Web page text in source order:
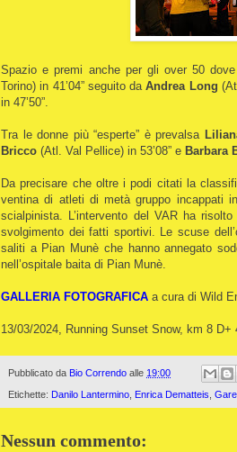
Spazio e premi anche per gli over 50
Torino) in 41’04” seguito daAndrea Long
in 47’50”.
Tra le donne più “esperte” è prevalsa
Bricco (Atl. Val Pellice) in 53’08” e Barbara
Da precisare che oltre i podi citati la
ventina di atleti di metà gruppo incappati
scialpinista. L’intervento del VAR ha
svolgimento dei fatti sportivi. Le scuse
saliti a Pian Munè che hanno annegato
nell’ospitale baita di Pian Munè.
GALLERIA FOTOGRAFICA a cura di Wild
13/03/2024, Running Sunset Snow, km 8
Pubblicato da Bio Correndo alle 19:00
Etichette: Danilo Lantermino Enrica Dematteis
Nessun commento: